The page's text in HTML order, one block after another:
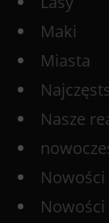
Maki
Miasta
Nasze
Nowości
Nowości